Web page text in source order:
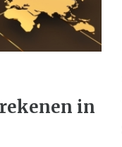
in